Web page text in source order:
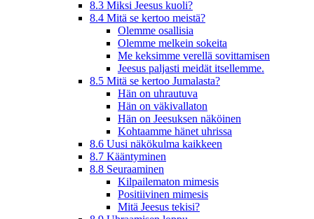
8.3 Miksi Jeesus kuoli?
8.4 Mitä se kertoo meistä?
Olemme osallisia
Olemme melkein sokeita
Me keksimme verellä sovittamisen
Jeesus paljasti meidät itsellemme.
8.5 Mitä se kertoo Jumalasta?
Hän on uhrautuva
Hän on väkivallaton
Hän on Jeesuksen näköinen
Kohtaamme hänet uhrissa
8.6 Uusi näkökulma kaikkeen
8.7 Kääntyminen
8.8 Seuraaminen
Kilpailematon mimesis
Positiivinen mimesis
Mitä Jeesus tekisi?